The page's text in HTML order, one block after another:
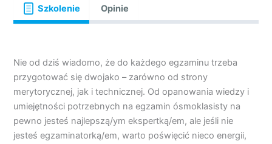
Szkolenie Opinie
Nie od dziś wiadomo, że do każdego egzaminu trzeba
przygotować się dwojako – zarówno od strony
merytorycznej, jak i technicznej. Od opanowania wiedzy i
umiejętności potrzebnych na egzamin ósmoklasisty na
pewno jesteś najlepszą/ym ekspertką/em, ale jeśli nie
jesteś egzaminatorką/em, warto poświęcić nieco energii,